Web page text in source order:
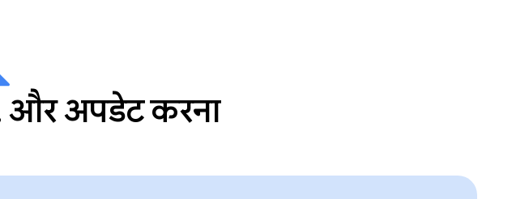
और अपडेट करना